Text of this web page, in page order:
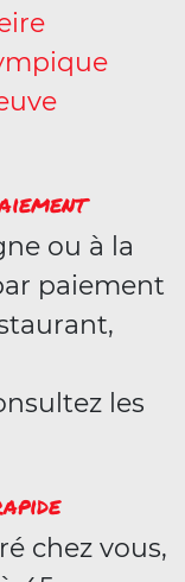
ou à la
paiement
les
chez vous,